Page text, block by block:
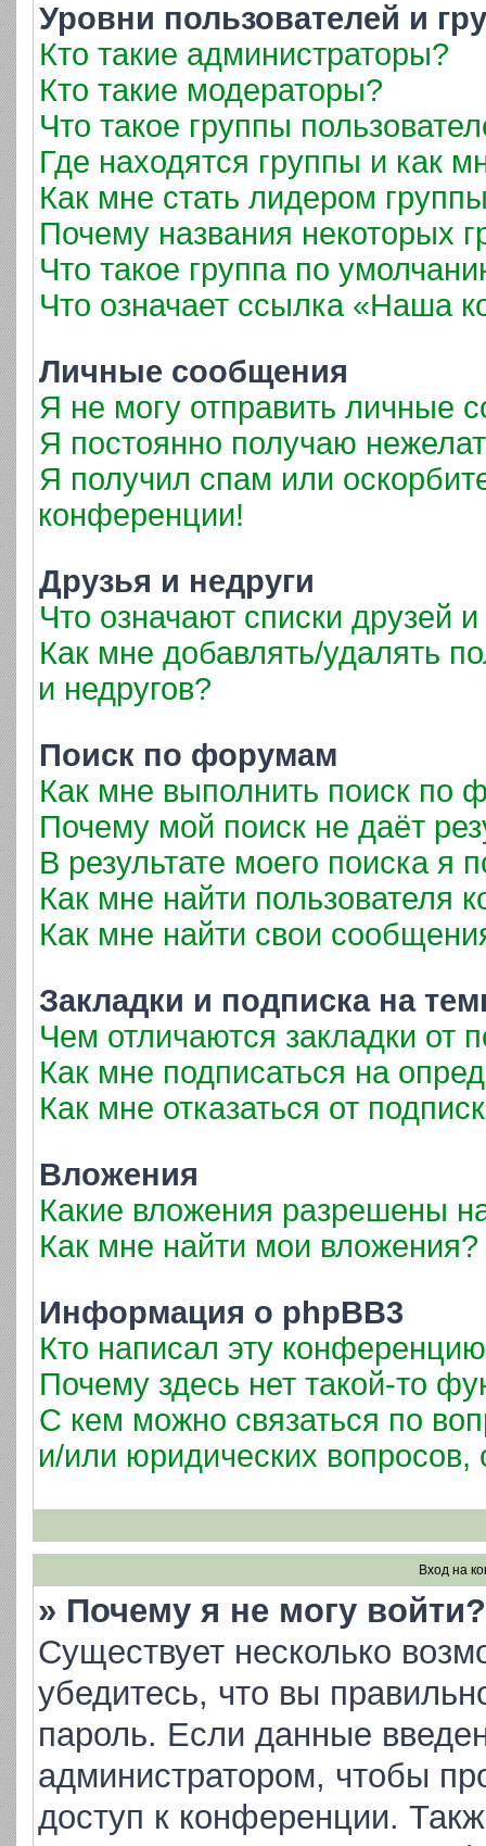
Уровни пользователей и
Кто такие администраторы?
Кто такие модераторы?
Что такое группы
Где находятся группы и как
Как мне стать лидером
Почему названия некоторых
Что такое группа по
Что означает ссылка «Наша
Личные сообщения
Я не могу отправить личные
Я постоянно получаю
Я получил спам или
конференции!
Друзья и недруги
Что означают списки друзей и
Как мне добавлять/удалять
и недругов?
Поиск по форумам
Как мне выполнить поиск по
Почему мой поиск не даёт
В результате моего поиска я
Как мне найти пользователя
Как мне найти свои
Закладки и подписка на
Чем отличаются закладки от
Как мне подписаться на
Как мне отказаться от
Вложения
Какие вложения разрешены
Как мне найти мои вложения?
Информация о phpBB3
Кто написал эту
Почему здесь нет такой-то
С кем можно связаться по
и/или юридических
Вход на
» Почему я не могу войти?
Существует несколько
убедитесь, что вы
пароль. Если данные
администратором, чтобы
доступ к конференции.